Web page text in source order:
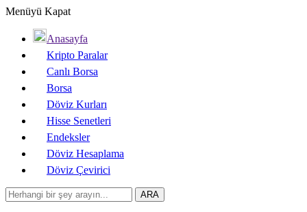
Menüyü Kapat
Anasayfa
Kripto Paralar
Canlı Borsa
Borsa
Döviz Kurları
Hisse Senetleri
Endeksler
Döviz Hesaplama
Döviz Çevirici